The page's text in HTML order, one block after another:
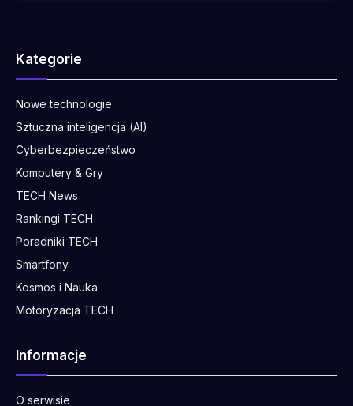
Kategorie
Nowe technologie
Sztuczna inteligencja (AI)
Cyberbezpieczeństwo
Komputery & Gry
TECH News
Rankingi TECH
Poradniki TECH
Smartfony
Kosmos i Nauka
Motoryzacja TECH
Informacje
O serwisie